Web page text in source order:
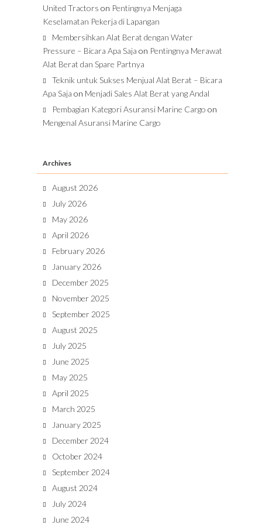
United Tractors on Pentingnya Menjaga
Keselamatan Pekerja di Lapangan
Membersihkan Alat Berat dengan Water
Pressure – Bicara Apa Saja on Pentingnya Merawat
Alat Berat dan Spare Partnya
Teknik untuk Sukses Menjual Alat Berat – Bicara
Apa Saja on Menjadi Sales Alat Berat yang Andal
Pembagian Kategori Asuransi Marine Cargo on
Mengenal Asuransi Marine Cargo
Archives
August 2026
July 2026
May 2026
April 2026
February 2026
January 2026
December 2025
November 2025
September 2025
August 2025
July 2025
June 2025
May 2025
April 2025
March 2025
January 2025
December 2024
October 2024
September 2024
August 2024
July 2024
June 2024